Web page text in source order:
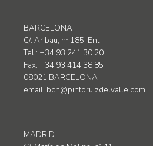
BARCELONA
C/. Aribau, nº 185, Ent
Tel.: +34 93 241 30 20
Fax: +34 93 414 38 85
08021 BARCELONA
email: bcn@pintoruizdelvalle.com
MADRID